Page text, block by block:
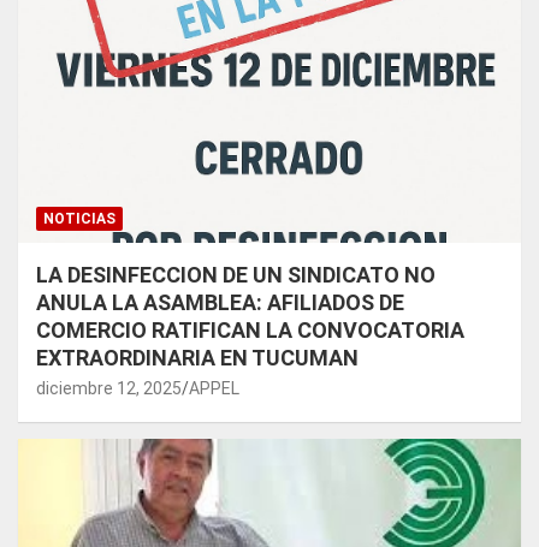
NOTICIAS
LA DESINFECCION DE UN SINDICATO NO
ANULA LA ASAMBLEA: AFILIADOS DE
COMERCIO RATIFICAN LA CONVOCATORIA
EXTRAORDINARIA EN TUCUMAN
diciembre 12, 2025 APPEL